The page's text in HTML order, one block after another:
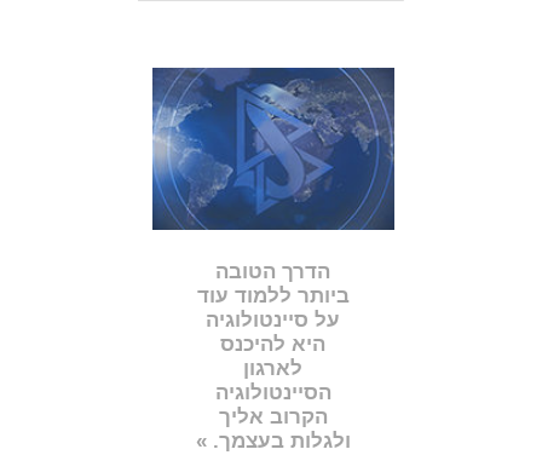
הדרך הטובה
ביותר ללמוד עוד
על סיינטולוגיה
היא להיכנס
לארגון
הסיינטולוגיה
הקרוב אליך
ולגלות בעצמך. »